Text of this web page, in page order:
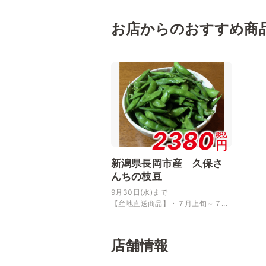
お店からのおすすめ商
2380税込
円
新潟県長岡市産 久保さ
んちの枝豆
9月30日(水)まで
【産地直送商品】・７月上旬～７...
店舗情報